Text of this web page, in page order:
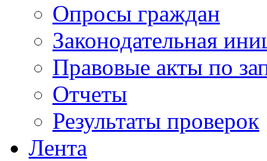
Опросы граждан
Законодательная
Правовые акты по
Отчеты
Результаты проверок
Лента